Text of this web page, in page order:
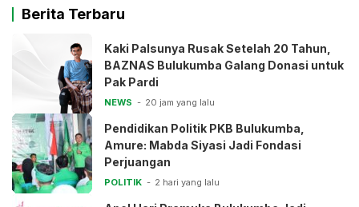
Berita Terbaru
Kaki Palsunya Rusak Setelah 20 Tahun,
BAZNAS Bulukumba Galang Donasi untuk
Pak Pardi
NEWS 20 jam yang lalu
Pendidikan Politik PKB Bulukumba,
Amure: Mabda Siyasi Jadi Fondasi
Perjuangan
POLITIK 2 hari yang lalu